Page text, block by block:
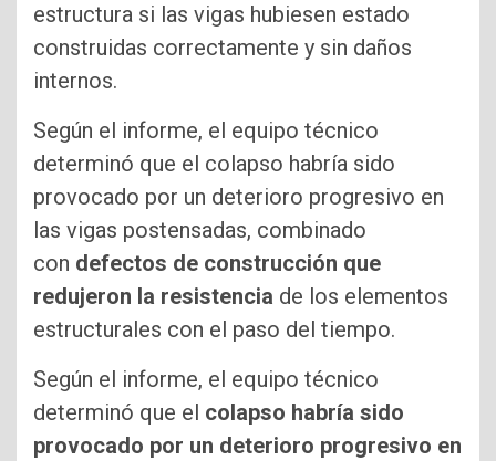
estructura si las vigas hubiesen estado
construidas correctamente y sin daños
internos.
Según el informe, el equipo técnico
determinó que el colapso habría sido
provocado por un deterioro progresivo en
las vigas postensadas, combinado
con defectos de construcción que
redujeron la resistencia de los elementos
estructurales con el paso del tiempo.
Según el informe, el equipo técnico
determinó que el colapso habría sido
provocado por un deterioro progresivo en